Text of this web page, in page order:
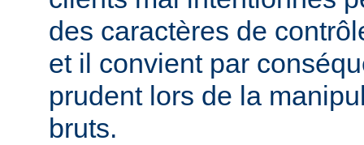
des caractères de
et il convient par
prudent lors de la
bruts.